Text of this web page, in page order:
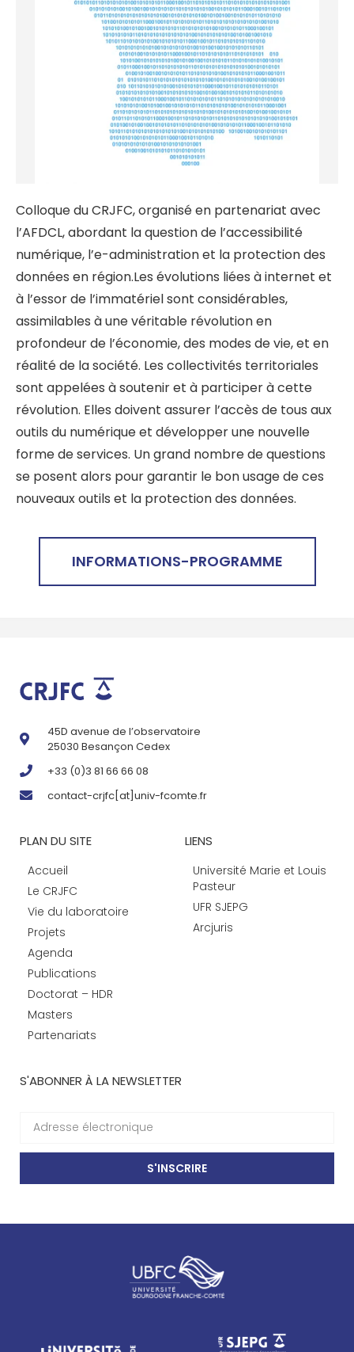
Colloque du CRJFC, organisé en partenariat avec
l’AFDCL, abordant la question de l’accessibilité
numérique, l’e-administration et la protection des
données en région.Les évolutions liées à internet et
à l’essor de l’immatériel sont considérables,
assimilables à une véritable révolution en
profondeur de l’économie, des modes de vie, et en
réalité de la société. Les collectivités territoriales
sont appelées à soutenir et à participer à cette
révolution. Elles doivent assurer l’accès de tous aux
outils du numérique et développer une nouvelle
forme de services. Un grand nombre de questions
se posent alors pour garantir le bon usage de ces
nouveaux outils et la protection des données.
INFORMATIONS-PROGRAMME
45D avenue de l’observatoire
25030 Besançon Cedex
+33 (0)3 81 66 66 08
contact-crjfc[at]univ-fcomte.fr
PLAN DU SITE
Accueil
Le CRJFC
Vie du laboratoire
Projets
Agenda
Publications
Doctorat – HDR
Masters
Partenariats
LIENS
Université Marie et Louis
Pasteur
UFR SJEPG
Arcjuris
S'ABONNER À LA NEWSLETTER
S'INSCRIRE